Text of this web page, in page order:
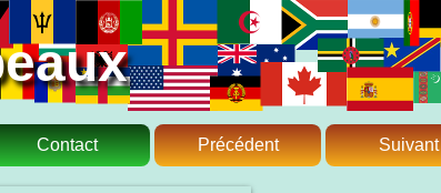
Contact Précédent Suivant